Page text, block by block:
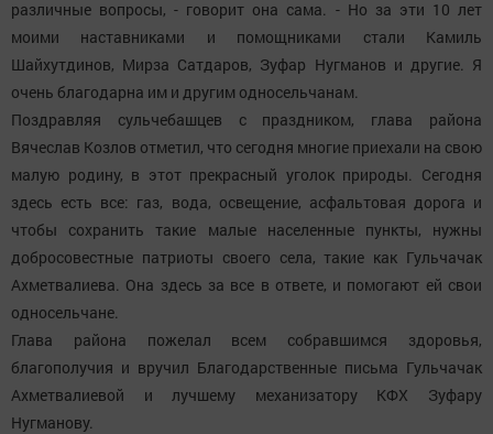
различные вопросы, - говорит она сама. - Но за эти 10 лет
моими наставниками и помощниками стали Камиль
Шайхутдинов, Мирза Сатдаров, Зуфар Нугманов и другие. Я
очень благодарна им и другим односельчанам.
Поздравляя сульчебашцев с праздником, глава района
Вячеслав Козлов отметил, что сегодня многие приехали на свою
малую родину, в этот прекрасный уголок природы. Сегодня
здесь есть все: газ, вода, освещение, асфальтовая дорога и
чтобы сохранить такие малые населенные пункты, нужны
добросовестные патриоты своего села, такие как Гульчачак
Ахметвалиева. Она здесь за все в ответе, и помогают ей свои
односельчане.
Глава района пожелал всем собравшимся здоровья,
благополучия и вручил Благодарственные письма Гульчачак
Ахметвалиевой и лучшему механизатору КФХ Зуфару
Нугманову.